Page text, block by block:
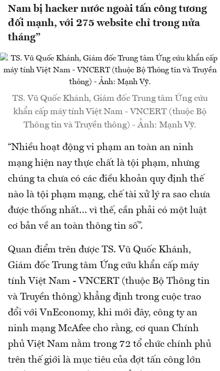
Nam bị hacker nước ngoài tấn công tương
đối mạnh, với 275 website chỉ trong nửa
tháng”
TS. Vũ Quốc Khánh, Giám đốc Trung tâm Ứng cứu
khẩn cấp máy tính Việt Nam - VNCERT (thuộc Bộ
Thông tin và Truyền thông) - Ảnh: Mạnh Vỹ.
“Nhiều hoạt động vi phạm an toàn an ninh
mạng hiện nay thực chất là tội phạm, nhưng
chúng ta chưa có các điều khoản quy định thế
nào là tội phạm mạng, chế tài xử lý ra sao chưa
được thống nhất… vì thế, cần phải có một luật
cơ bản về an toàn thông tin số”.
Quan điểm trên được TS. Vũ Quốc Khánh,
Giám đốc Trung tâm Ứng cứu khẩn cấp máy
tính Việt Nam - VNCERT (thuộc Bộ Thông tin
và Truyền thông) khẳng định trong cuộc trao
đổi với VnEconomy, khi mới đây, công ty an
ninh mạng McAfee cho rằng, cơ quan Chính
phủ Việt Nam nằm trong 72 tổ chức chính phủ
trên thế giới là mục tiêu của đợt tấn công lớn